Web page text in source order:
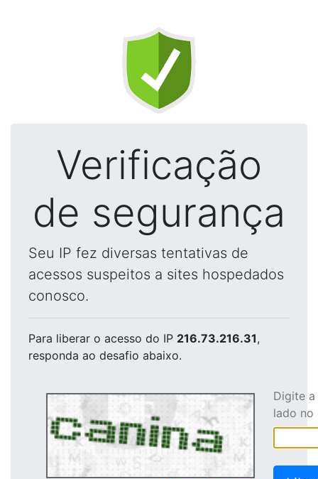
Verificação
de segurança
Seu IP fez diversas tentativas de
acessos suspeitos a sites hospedados
conosco.
Para liberar o acesso do IP 216.73.216.31,
responda ao desafio abaixo.
Digite
lado no